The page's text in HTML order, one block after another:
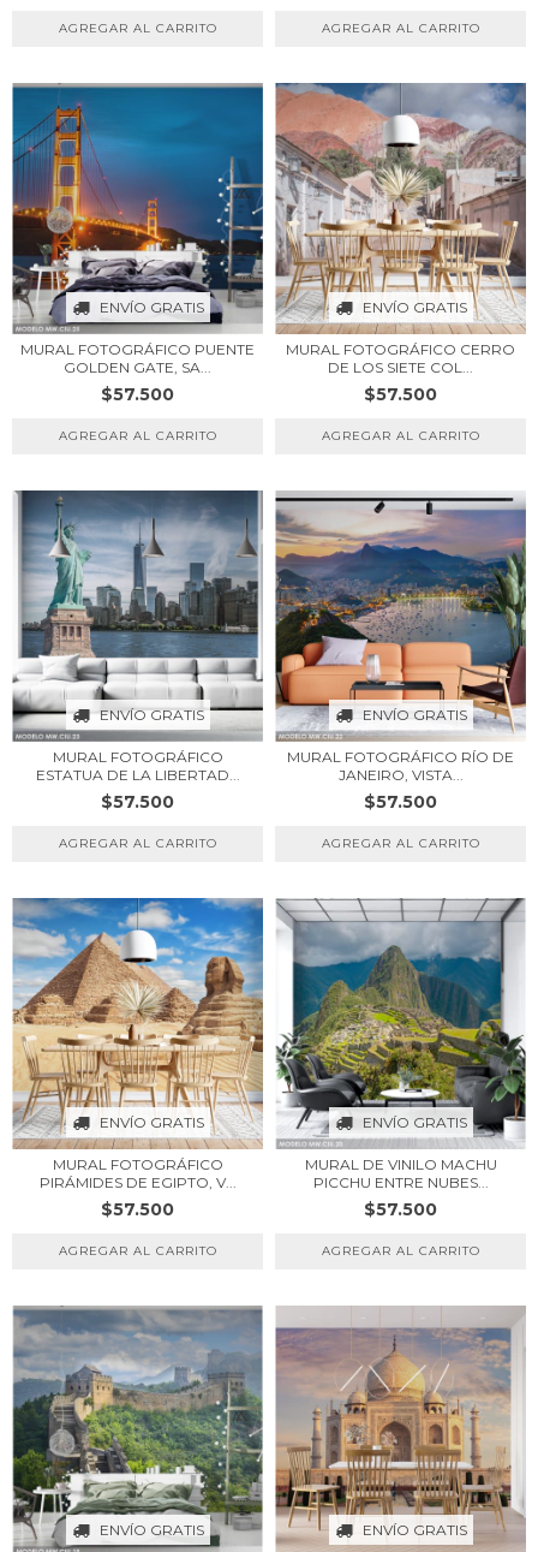
ENVÍO GRATIS
MURAL FOTOGRÁFICO PUENTE
GOLDEN GATE, SA...
$57.500
ENVÍO GRATIS
MURAL FOTOGRÁFICO CERRO
DE LOS SIETE COL...
$57.500
ENVÍO GRATIS
MURAL FOTOGRÁFICO
ESTATUA DE LA LIBERTAD...
$57.500
ENVÍO GRATIS
MURAL FOTOGRÁFICO RÍO DE
JANEIRO, VISTA...
$57.500
ENVÍO GRATIS
MURAL FOTOGRÁFICO
PIRÁMIDES DE EGIPTO, V...
$57.500
ENVÍO GRATIS
MURAL DE VINILO MACHU
PICCHU ENTRE NUBES...
$57.500
ENVÍO GRATIS ENVÍO GRATIS